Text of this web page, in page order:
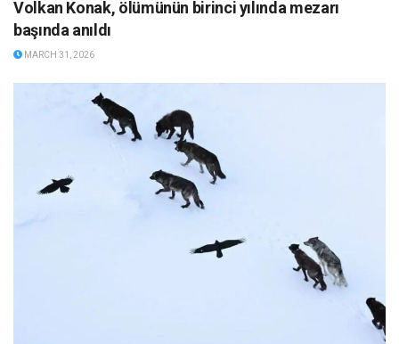
Volkan Konak, ölümünün birinci yılında mezarı
başında anıldı
MARCH 31, 2026